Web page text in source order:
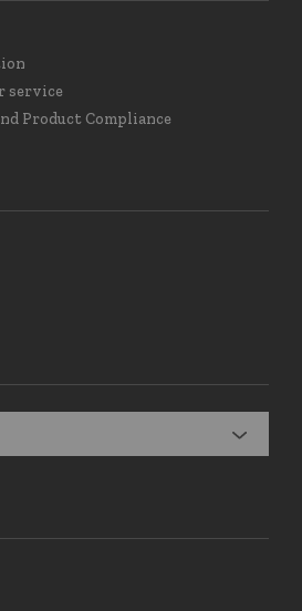
service
Product Compliance